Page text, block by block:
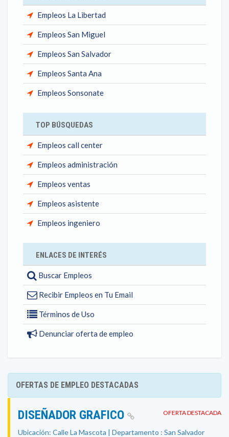
Empleos La Libertad
Empleos San Miguel
Empleos San Salvador
Empleos Santa Ana
Empleos Sonsonate
TOP BÚSQUEDAS
Empleos call center
Empleos administración
Empleos ventas
Empleos asistente
Empleos ingeniero
ENLACES DE INTERÉS
Buscar Empleos
Recibir Empleos en Tu Email
Términos de Uso
Denunciar oferta de empleo
OFERTAS DE EMPLEO DESTACADAS
OFERTA DESTACADA
DISEÑADOR GRAFICO
Ubicación: Calle La Mascota | Departamento : San Salvador